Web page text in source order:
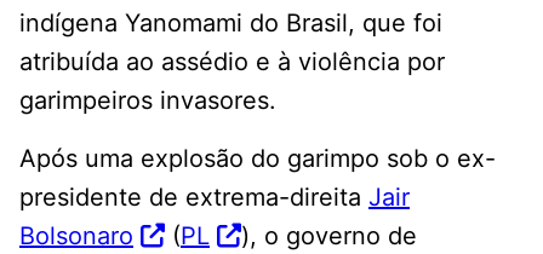
indígena Yanomami do Brasil, que foi
atribuída ao assédio e à violência por
garimpeiros invasores.
Após uma explosão do garimpo sob o ex-
presidente de extrema-direita Jair
Bolsonaro
(PL
), o governo de